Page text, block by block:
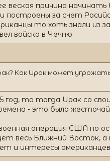
веская причина начинать
построены за счет
то хоть знали из
войска в Чечню.
Как Ирак может
год, то тогда Ирак со
- это была
операция США по
весь Ближний Восток,
и интересы